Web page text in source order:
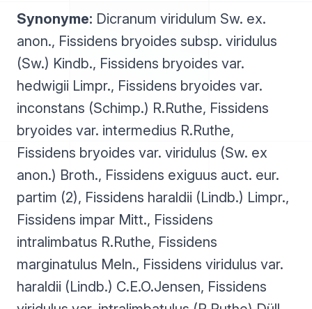
Synonyme: Dicranum viridulum Sw. ex.
anon., Fissidens bryoides subsp. viridulus
(Sw.) Kindb., Fissidens bryoides var.
hedwigii Limpr., Fissidens bryoides var.
inconstans (Schimp.) R.Ruthe, Fissidens
bryoides var. intermedius R.Ruthe,
Fissidens bryoides var. viridulus (Sw. ex
anon.) Broth., Fissidens exiguus auct. eur.
partim (2), Fissidens haraldii (Lindb.) Limpr.,
Fissidens impar Mitt., Fissidens
intralimbatus R.Ruthe, Fissidens
marginatulus Meln., Fissidens viridulus var.
haraldii (Lindb.) C.E.O.Jensen, Fissidens